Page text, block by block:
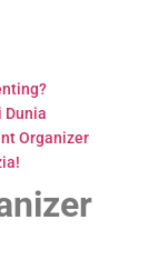
Dunia
Organizer